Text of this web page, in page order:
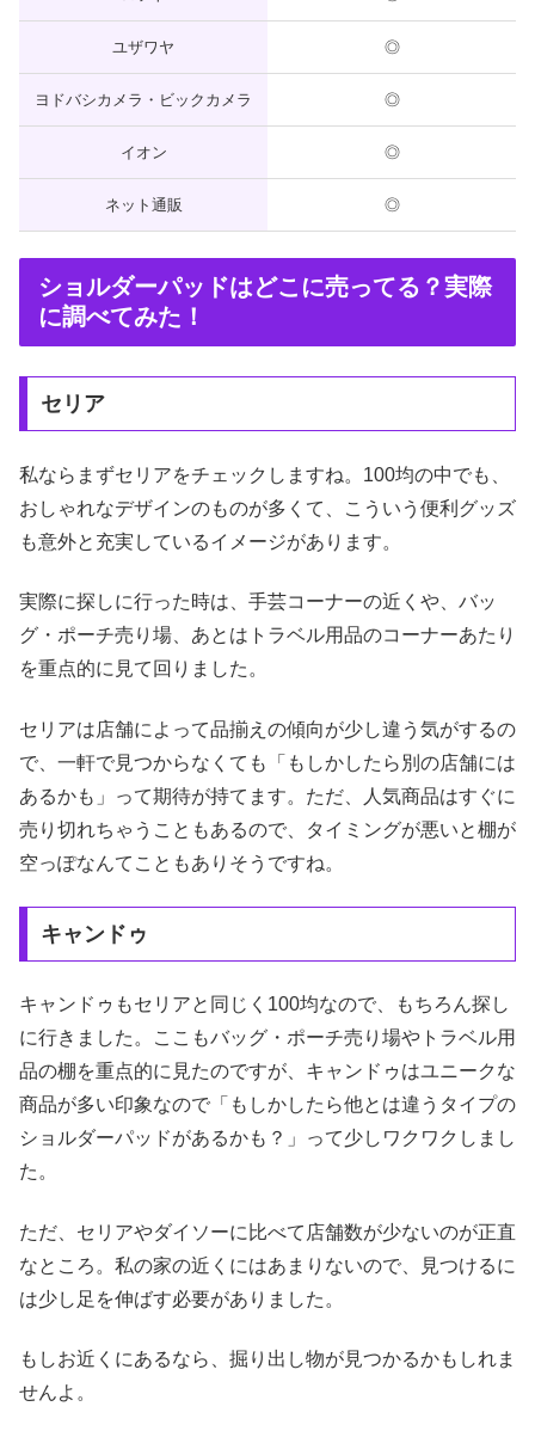
ユザワヤ ◎
ヨドバシカメラ・ビックカメラ ◎
イオン ◎
ネット通販 ◎
ショルダーパッドはどこに売ってる？実際
に調べてみた！
セリア
私ならまずセリアをチェックしますね。100均の中でも、
おしゃれなデザインのものが多くて、こういう便利グッズ
も意外と充実しているイメージがあります。
実際に探しに行った時は、手芸コーナーの近くや、バッ
グ・ポーチ売り場、あとはトラベル用品のコーナーあたり
を重点的に見て回りました。
セリアは店舗によって品揃えの傾向が少し違う気がするの
で、一軒で見つからなくても「もしかしたら別の店舗には
あるかも」って期待が持てます。ただ、人気商品はすぐに
売り切れちゃうこともあるので、タイミングが悪いと棚が
空っぽなんてこともありそうですね。
キャンドゥ
キャンドゥもセリアと同じく100均なので、もちろん探し
に行きました。ここもバッグ・ポーチ売り場やトラベル用
品の棚を重点的に見たのですが、キャンドゥはユニークな
商品が多い印象なので「もしかしたら他とは違うタイプの
ショルダーパッドがあるかも？」って少しワクワクしまし
た。
ただ、セリアやダイソーに比べて店舗数が少ないのが正直
なところ。私の家の近くにはあまりないので、見つけるに
は少し足を伸ばす必要がありました。
もしお近くにあるなら、掘り出し物が見つかるかもしれま
せんよ。